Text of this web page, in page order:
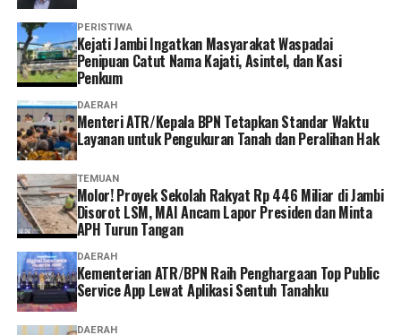
PERISTIWA
‎Kejati Jambi Ingatkan Masyarakat Waspadai
Penipuan Catut Nama Kajati, Asintel, dan Kasi
Penkum
DAERAH
Menteri ATR/Kepala BPN Tetapkan Standar Waktu
Layanan untuk Pengukuran Tanah dan Peralihan Hak
TEMUAN
Molor! Proyek Sekolah Rakyat Rp 446 Miliar di Jambi
Disorot LSM, MAI Ancam Lapor Presiden dan Minta
APH Turun Tangan
DAERAH
Kementerian ATR/BPN Raih Penghargaan Top Public
Service App Lewat Aplikasi Sentuh Tanahku
DAERAH